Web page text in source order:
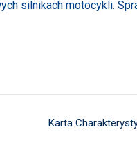
silnikach motocykli.
Karta